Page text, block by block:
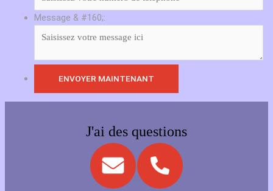
Message & #160;:
J'ai des questions